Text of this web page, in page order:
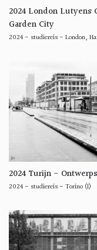
2024 London Lutyens
Garden City
2024 - studiereis - London,
2024 Turijn -
2024 - studiereis - Torino (I)